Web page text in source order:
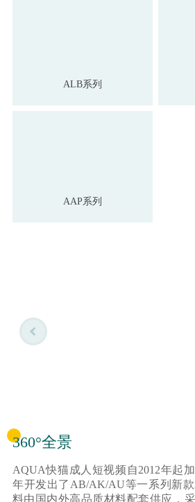
ALB系列
AAP系列
360°全景
AQUA快猫成人短视频自2012年起加
年开发出了AB/AK/AU等一系列新款
料由国内外高品质材料配套供应